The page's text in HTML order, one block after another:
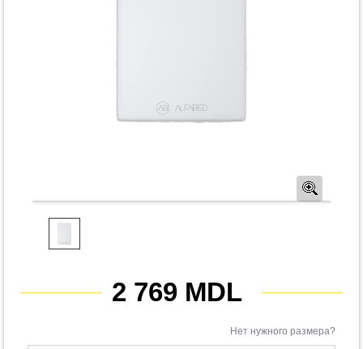
2 769 MDL
Нет нужного размера?